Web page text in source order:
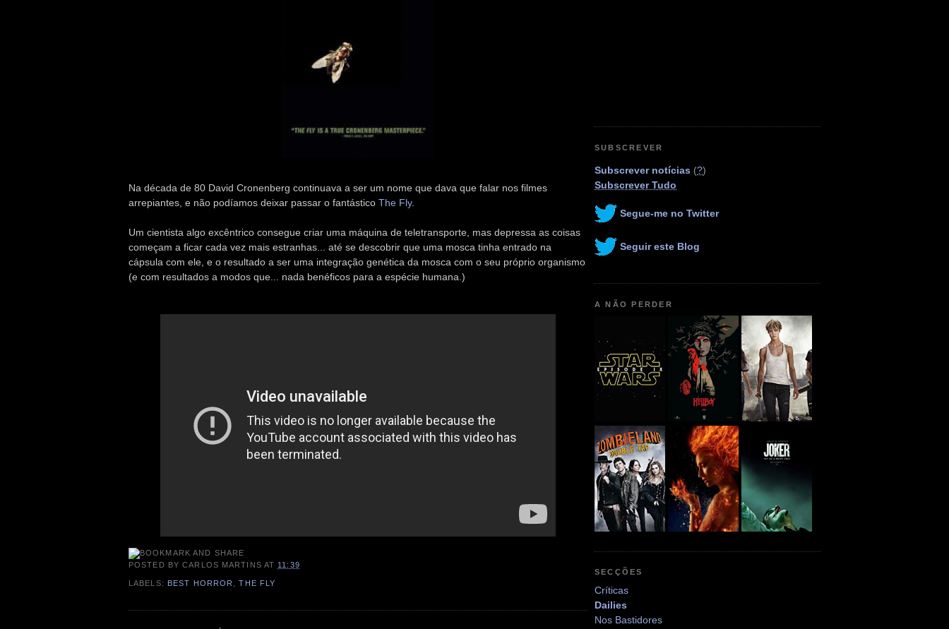
Na década de 80 David Cronenberg continuava a ser um nome que dava que falar nos filmes
arrepiantes, e não podíamos deixar passar o fantástico The Fly.
Um cientista algo excêntrico consegue criar uma máquina de teletransporte, mas depressa as coisas
começam a ficar cada vez mais estranhas... até se descobrir que uma mosca tinha entrado na
cápsula com ele, e o resultado a ser uma integração genética da mosca com o seu próprio organismo
(e com resultados a modos que... nada benéficos para a espécie humana.)
POSTED BYCARLOS MARTINS AT 11:39
LABELS: BEST HORROR ,THE FLY
SUBSCREVER
Subscrever notícias (?)
Subscrever Tudo
Segue-me no Twitter
Seguir este Blog
A NÃO PERDER
SECÇÕES
Críticas
Dailies
Nos Bastidores